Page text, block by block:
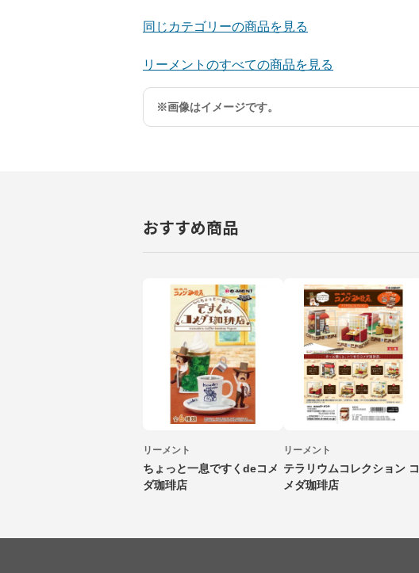
同じカテゴリーの商品を見る
リーメントのすべての商品を見る
※画像はイメージです。
おすすめ商品
リーメント
ちょっと一息ですくdeコメ
ダ珈琲店
リーメント
テラリウムコレクション コ
メダ珈琲店